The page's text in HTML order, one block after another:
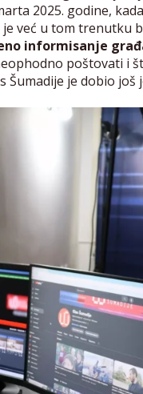
2025. godine,
već u tom trenutku
informisanje
poštovati i
Šumadije je dobio još